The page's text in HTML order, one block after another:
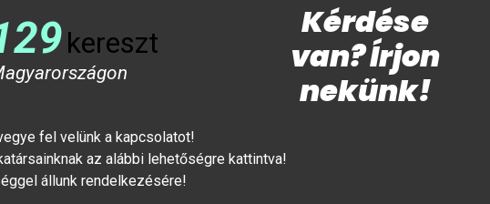
kereszt
Kérdése
van? Írjon
nekünk!
fel velünk a kapcsolatot!
az alábbi lehetőségre kattintva!
állunk rendelkezésére!